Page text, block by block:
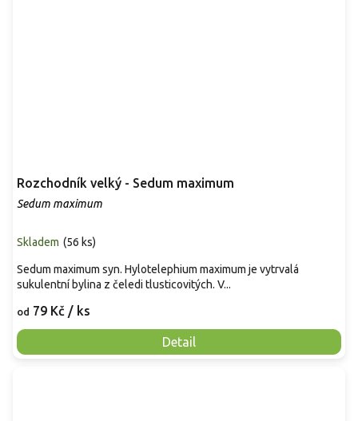
Rozchodník velký - Sedum maximum
Sedum maximum
Skladem (56 ks)
od 79 Kč / ks
Detail
Sedum maximum syn. Hylotelephium maximum je vytrvalá
sukulentní bylina z čeledi tlusticovitých. V...